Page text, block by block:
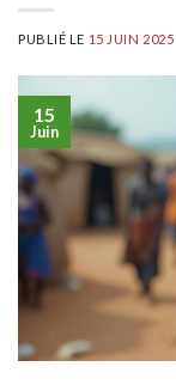
PUBLIÉ LE 15 JUIN 2025
15
Juin